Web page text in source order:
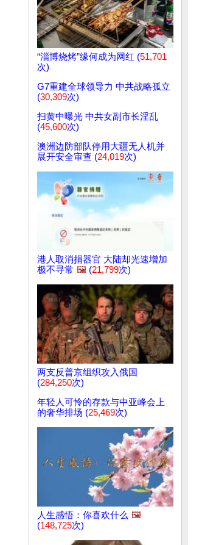
“淄博烧烤”缘何成为网红 (51,701
次)
G7重建全球领导力 中共战略孤立
(30,309次)
扫黄中曝光 中共女副市长淫乱
(45,600次)
澳洲边防部队停用大疆无人机并
展开安全审查 (24,019次)
港人取消捐器官 大陆却光速增加
极不寻常 🖼️ (21,799次)
两支反普京组织攻入俄国
(284,250次)
年轻人可怜的存款与中亚峰会上
的奢华排场 (25,469次)
人生感悟：你喜欢什么 🖼️
(148,725次)